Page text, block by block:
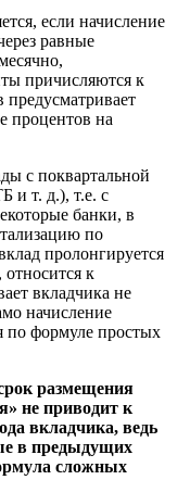
если начисление
равные
причисляются к
предусматривает
процентов на
с поквартальной
и т. д.), т.е. с
банки, в
по
пролонгируется
к
вкладчика не
начисление
по формуле простых
размещения
не приводит к
вкладчика, ведь
в предыдущих
сложных